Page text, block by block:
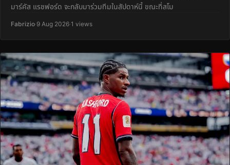
มาร์คัส แรชฟอร์ด จะกลับมาร่วมทีมในสัปดาห์นี้ ขณะที่สโม
Fabrizio·9 Aug 2026·1 views